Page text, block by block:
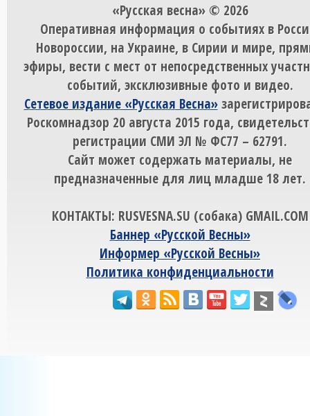
«Русская весна» © 2026
Оперативная информация о событиях в
Новороссии, на Украине, в Сирии и мире,
эфиры, вести с мест от непосредственных
событий, эксклюзивные фото и видео.
Сетевое издание «Русская Весна»
Роскомнадзор 20 августа 2015 года,
регистрации СМИ ЭЛ № ФС77 – 62791.
Сайт может содержать материалы, не
предназначенные для лиц младше 18 лет.
КОНТАКТЫ: RUSVESNA.SU (собака) GMAIL.COM
Баннер «Русской Весны»
Информер «Русской Весны»
Политика конфиденциальности